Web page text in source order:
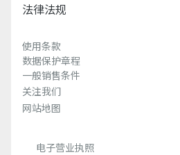
法律法规
使用条款
数据保护章程
一般销售条件
关注我们
网站地图
电子营业执照